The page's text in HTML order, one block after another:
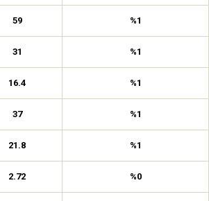
59 %1
31 %1
16.4 %1
37 %1
21.8 %1
2.72 %0